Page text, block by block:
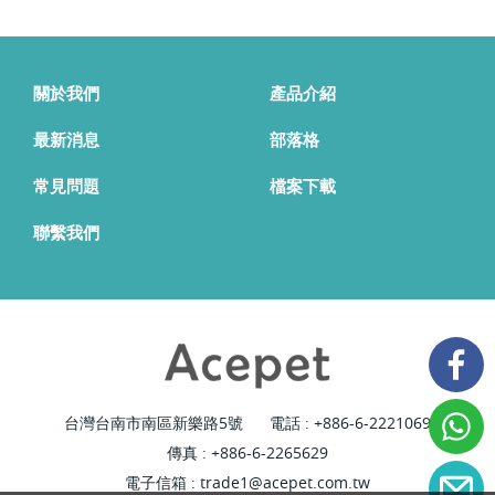
關於我們 產品介紹
最新消息 部落格
常見問題 檔案下載
聯繫我們
台灣台南市南區新樂路5號 電話 : +886-6-2221069
傳真 : +886-6-2265629
電子信箱 : trade1@acepet.com.tw